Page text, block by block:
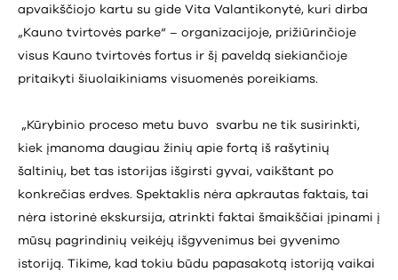
apvaikščiojo kartu su gide Vita Valantikonytė, kuri dirba
„Kauno tvirtovės parke“ – organizacijoje, prižiūrinčioje
visus Kauno tvirtovės fortus ir šį paveldą siekiančioje
pritaikyti šiuolaikiniams visuomenės poreikiams.
„Kūrybinio proceso metu buvo svarbu ne tik susirinkti,
kiek įmanoma daugiau žinių apie fortą iš rašytinių
šaltinių, bet tas istorijas išgirsti gyvai, vaikštant po
konkrečias erdves. Spektaklis nėra apkrautas faktais, tai
nėra istorinė ekskursija, atrinkti faktai šmaikščiai įpinami į
mūsų pagrindinių veikėjų išgyvenimus bei gyvenimo
istoriją. Tikime, kad tokiu būdu papasakotą istoriją vaikai